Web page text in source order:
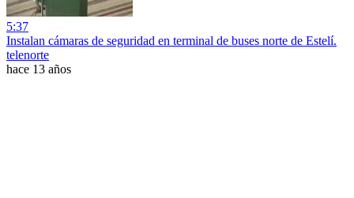
5:37
Instalan cámaras de seguridad en terminal de buses norte de Estelí.
telenorte
hace 13 años